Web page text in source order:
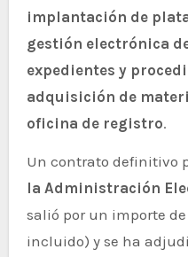
implantación de
gestión electrónica
expedientes y
adquisición de
oficina de registro.
Un contrato definitivo
la Administración
salió por un importe de
incluido) y se ha